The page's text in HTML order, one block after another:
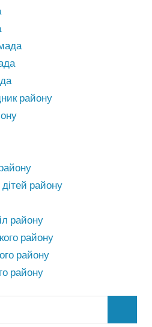
району
району
району
району
району
району